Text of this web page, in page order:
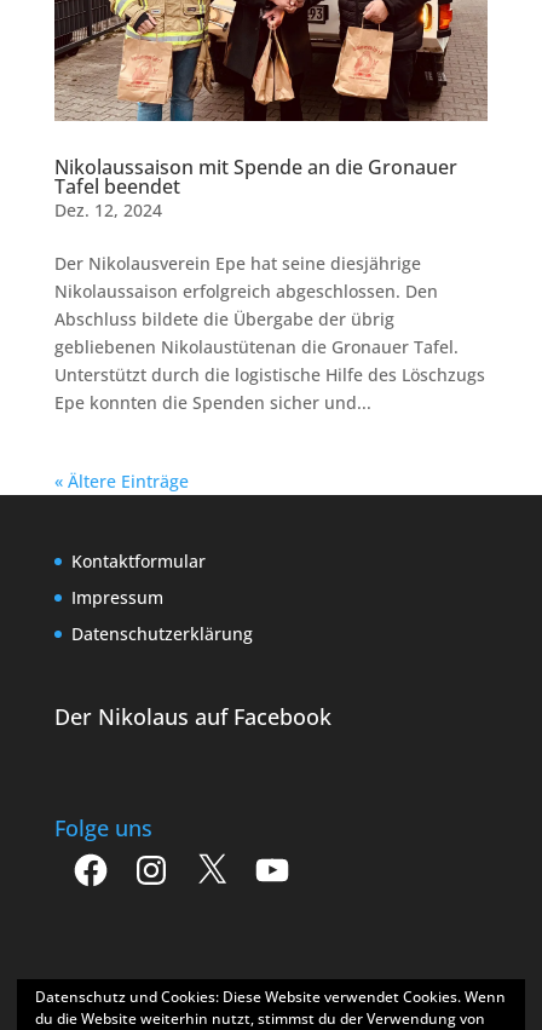
Nikolaussaison mit Spende an die Gronauer
Tafel beendet
Dez. 12, 2024
Der Nikolausverein Epe hat seine diesjährige
Nikolaussaison erfolgreich abgeschlossen. Den
Abschluss bildete die Übergabe der übrig
gebliebenen Nikolaustütenan die Gronauer Tafel.
Unterstützt durch die logistische Hilfe des Löschzugs
Epe konnten die Spenden sicher und...
« Ältere Einträge
Kontaktformular
Impressum
Datenschutzerklärung
Der Nikolaus auf Facebook
Folge uns
FacebookInstagram
X YouTube
Datenschutz und Cookies: Diese Website verwendet Cookies. Wenn
du die Website weiterhin nutzt, stimmst du der Verwendung von